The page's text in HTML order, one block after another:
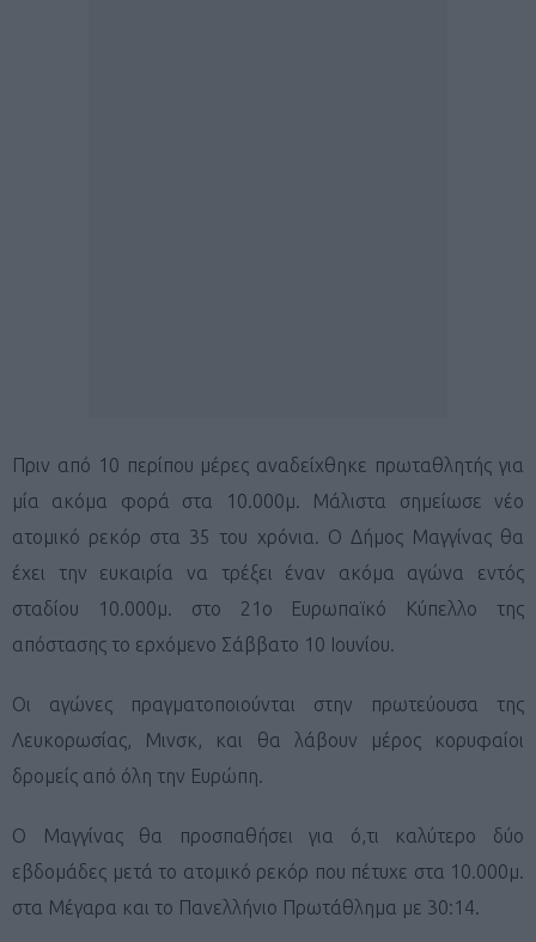
Πριν από 10 περίπου μέρες αναδείχθηκε πρωταθλητής για
μία ακόμα φορά στα 10.000μ. Μάλιστα σημείωσε νέο
ατομικό ρεκόρ στα 35 του χρόνια. Ο Δήμος Μαγγίνας θα
έχει την ευκαιρία να τρέξει έναν ακόμα αγώνα εντός
σταδίου 10.000μ. στο 21ο Ευρωπαϊκό Κύπελλο της
απόστασης το ερχόμενο Σάββατο 10 Ιουνίου.
Οι αγώνες πραγματοποιούνται στην πρωτεύουσα της
Λευκορωσίας, Μινσκ, και θα λάβουν μέρος κορυφαίοι
δρομείς από όλη την Ευρώπη.
Ο Μαγγίνας θα προσπαθήσει για ό,τι καλύτερο δύο
εβδομάδες μετά το ατομικό ρεκόρ που πέτυχε στα 10.000μ.
στα Μέγαρα και το Πανελλήνιο Πρωτάθλημα με 30:14.